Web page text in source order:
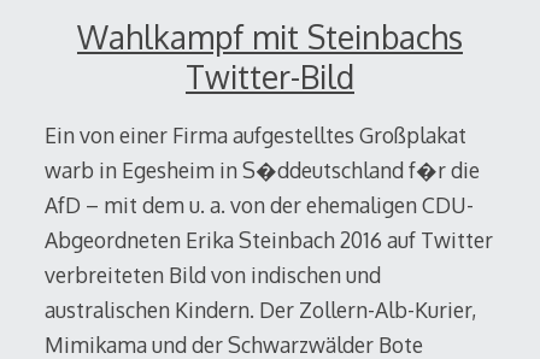
Wahlkampf mit Steinbachs
Twitter-Bild
Ein von einer Firma aufgestelltes Großplakat
warb in Egesheim in S�ddeutschland f�r die
AfD – mit dem u. a. von der ehemaligen CDU-
Abgeordneten Erika Steinbach 2016 auf Twitter
verbreiteten Bild von indischen und
australischen Kindern. Der Zollern-Alb-Kurier,
Mimikama und der Schwarzwälder Bote